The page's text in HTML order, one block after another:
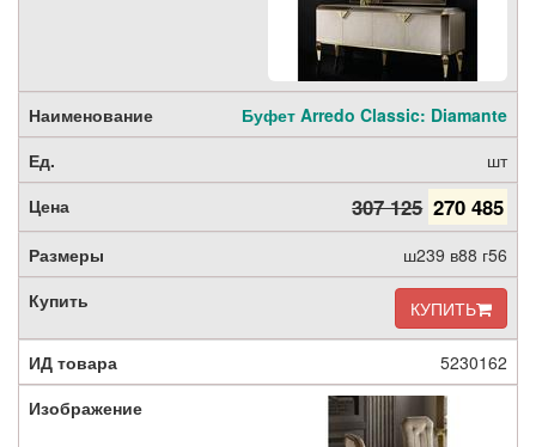
Буфет Arredo Classic: Diamante
шт
307 125 270 485
ш239 в88 г56
КУПИТЬ
5230162